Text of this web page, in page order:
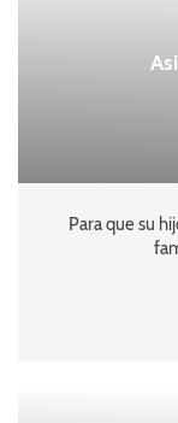
Para que su